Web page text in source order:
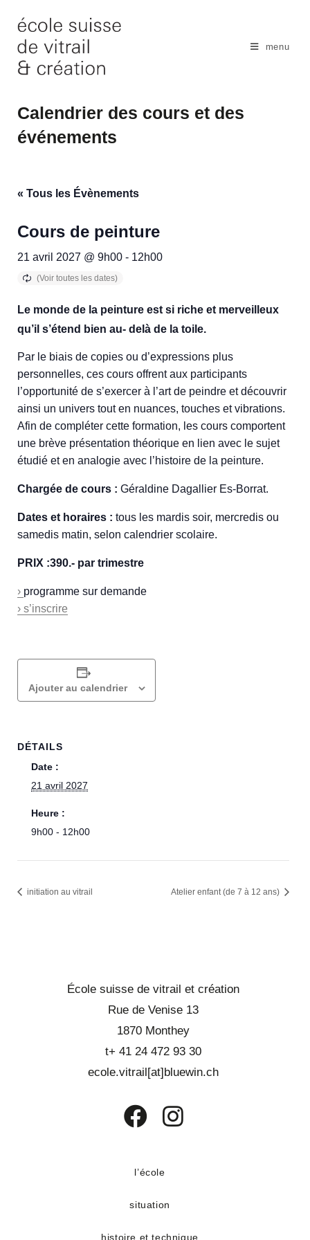
content
menu
Calendrier des cours et des
événements
« Tous les Évènements
Cours de peinture
21 avril 2027 @ 9h00 - 12h00
Le monde de la peinture est si riche et merveilleux
qu’il s’étend bien au- delà de la toile.
Par le biais de copies ou d’expressions plus
personnelles, ces cours offrent aux participants
l’opportunité de s’exercer à l’art de peindre et découvrir
ainsi un univers tout en nuances, touches et vibrations.
Afin de compléter cette formation, les cours comportent
une brève présentation théorique en lien avec le sujet
étudié et en analogie avec l’histoire de la peinture.
Chargée de cours : Géraldine Dagallier Es-Borrat.
Dates et horaires : tous les mardis soir, mercredis ou
samedis matin, selon calendrier scolaire.
PRIX :390.- par trimestre
› programme sur demande
› s’inscrire
Ajouter au calendrier
DÉTAILS
Date :
21 avril 2027
Heure :
9h00 - 12h00
initiation au vitrail Atelier enfant (de 7 à 12 ans)
École suisse de vitrail et création
Rue de Venise 13
1870 Monthey
t+ 41 24 472 93 30
ecole.vitrail[at]bluewin.ch
un
onglet
l’école
situation
histoire et technique